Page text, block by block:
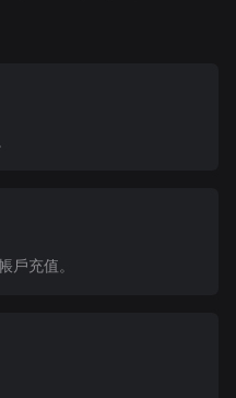
戶充值。